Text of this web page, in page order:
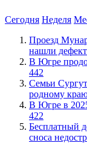
Сегодня Неделя
​Проезд
нашли
​В Югре
442
​Семьи
родному
​В Югре в
422
​Бесплатный
сноса